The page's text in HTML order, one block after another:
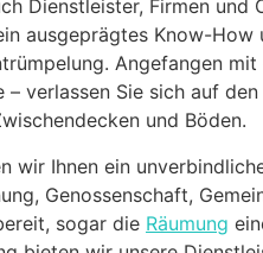
Dienstleister, Firmen und
ausgeprägtes Know-How
Angefangen
verlassen Sie sich auf
und Böden.
wir Ihnen ein
Genossenschaft,
sogar die Räumung